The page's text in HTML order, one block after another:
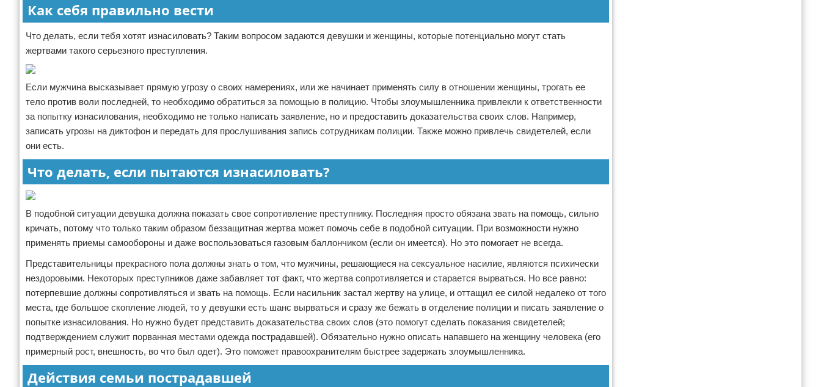
Как себя правильно вести
Что делать, если тебя хотят изнасиловать? Таким вопросом задаются девушки и женщины, которые потенциально могут стать
жертвами такого серьезного преступления.
Если мужчина высказывает прямую угрозу о своих намерениях, или же начинает применять силу в отношении женщины, трогать ее
тело против воли последней, то необходимо обратиться за помощью в полицию. Чтобы злоумышленника привлекли к ответственности
за попытку изнасилования, необходимо не только написать заявление, но и предоставить доказательства своих слов. Например,
записать угрозы на диктофон и передать для прослушивания запись сотрудникам полиции. Также можно привлечь свидетелей, если
они есть.
Что делать, если пытаются изнасиловать?
В подобной ситуации девушка должна показать свое сопротивление преступнику. Последняя просто обязана звать на помощь, сильно
кричать, потому что только таким образом беззащитная жертва может помочь себе в подобной ситуации. При возможности нужно
применять приемы самообороны и даже воспользоваться газовым баллончиком (если он имеется). Но это помогает не всегда.
Представительницы прекрасного пола должны знать о том, что мужчины, решающиеся на сексуальное насилие, являются психически
нездоровыми. Некоторых преступников даже забавляет тот факт, что жертва сопротивляется и старается вырваться. Но все равно:
потерпевшие должны сопротивляться и звать на помощь. Если насильник застал жертву на улице, и оттащил ее силой недалеко от того
места, где большое скопление людей, то у девушки есть шанс вырваться и сразу же бежать в отделение полиции и писать заявление о
попытке изнасилования. Но нужно будет представить доказательства своих слов (это помогут сделать показания свидетелей;
подтверждением служит порванная местами одежда пострадавшей). Обязательно нужно описать напавшего на женщину человека (его
примерный рост, внешность, во что был одет). Это поможет правоохранителям быстрее задержать злоумышленника.
Действия семьи пострадавшей